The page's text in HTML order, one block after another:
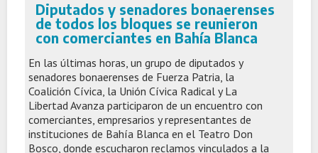
Diputados y senadores bonaerenses
de todos los bloques se reunieron
con comerciantes en Bahía Blanca
En las últimas horas, un grupo de diputados y
senadores bonaerenses de Fuerza Patria, la
Coalición Cívica, la Unión Cívica Radical y La
Libertad Avanza participaron de un encuentro con
comerciantes, empresarios y representantes de
instituciones de Bahía Blanca en el Teatro Don
Bosco, donde escucharon reclamos vinculados a la